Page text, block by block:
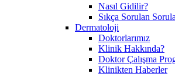
Nasıl Gidilir?
Sıkça Sorulan
Dermatoloji
Doktorlarımız
Klinik Hakkında?
Doktor Çalışma
Klinikten Haberler